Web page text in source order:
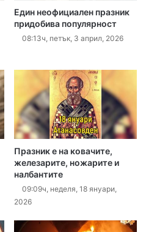
Един неофициален празник
придобива популярност
08:13ч, петък, 3 април, 2026
Празник е на ковачите,
железарите, ножарите и
налбантите
09:09ч, неделя, 18 януари,
2026